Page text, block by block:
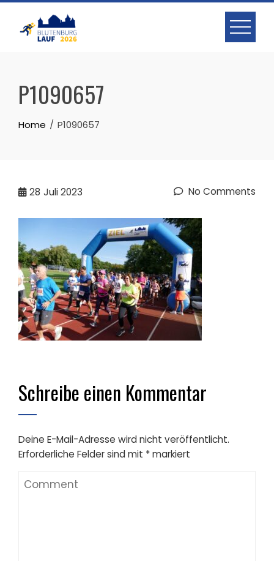
Skip
content
P1090657
Home P1090657
28 Juli 2023 No Comments
Schreibe einen Kommentar
Deine E-Mail-Adresse wird nicht veröffentlicht.
Erforderliche Felder sind mit *markiert